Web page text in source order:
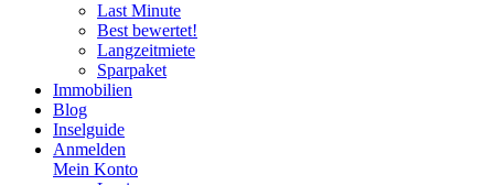
Last Minute
Best bewertet!
Langzeitmiete
Sparpaket
Immobilien
Blog
Inselguide
Anmelden
Mein Konto